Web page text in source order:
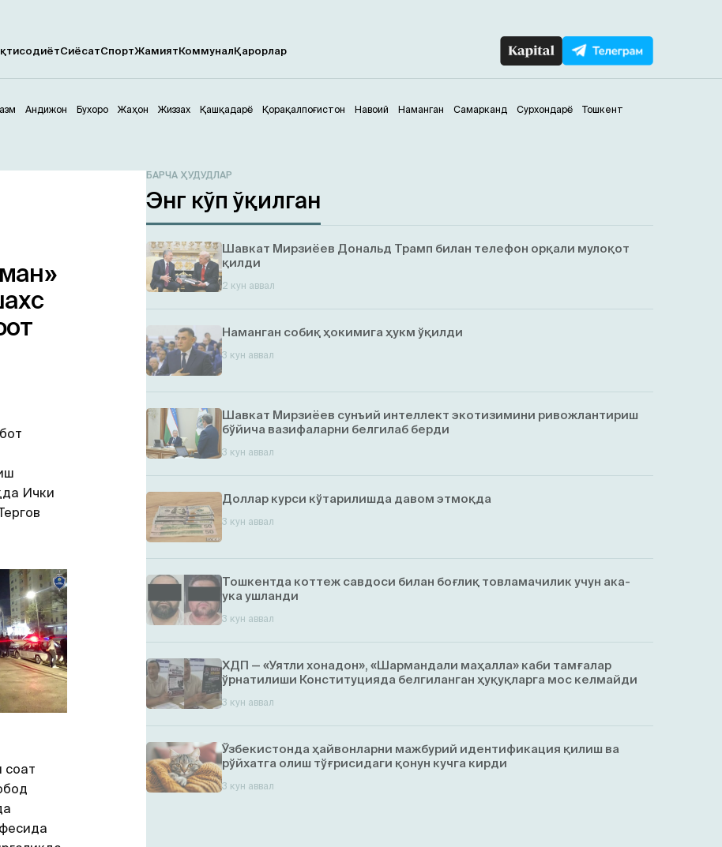
СиёсатСпортЖамиятКоммуналҚарорлар
Андижон Бухоро Жаҳон Жиззах Қашқадарё Қорақалпоғистон Навоий Наманган Самарканд Сурхондарё Тошкент
Ички
соат
БАРЧА ҲУДУДЛАР
Энг кўп ўқилган
Шавкат Мирзиёев Дональд Трамп билан телефон орқали мулоқот
қилди
2 кун аввал
Наманган собиқ ҳокимига ҳукм ўқилди
3 кун аввал
Шавкат Мирзиёев сунъий интеллект экотизимини ривожлантириш
бўйича вазифаларни белгилаб берди
3 кун аввал
Доллар курси кўтарилишда давом этмоқда
3 кун аввал
Тошкентда коттеж савдоси билан боғлиқ товламачилик учун ака-
ука ушланди
3 кун аввал
ХДП — «Уятли хонадон», «Шармандали маҳалла» каби тамғалар
ўрнатилиши Конституцияда белгиланган ҳуқуқларга мос келмайди
3 кун аввал
Ўзбекистонда ҳайвонларни мажбурий идентификация қилиш ва
рўйхатга олиш тўғрисидаги қонун кучга кирди
3 кун аввал